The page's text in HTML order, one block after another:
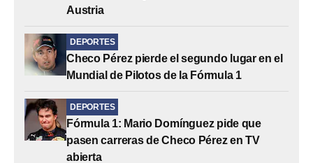
Austria
DEPORTES
Checo Pérez pierde el segundo lugar en el
Mundial de Pilotos de la Fórmula 1
DEPORTES
Fórmula 1: Mario Domínguez pide que
pasen carreras de Checo Pérez en TV
abierta